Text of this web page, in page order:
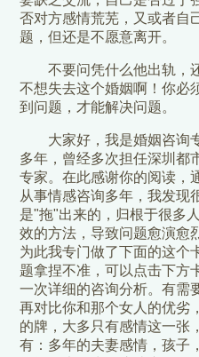
否对方感情荒芜，又或者自
题，但还是不愿意离开。
不要问凭什么他出轨，
不想失去这个婚姻啊！你必
到问题，才能解决问题。
大家好，我是婚姻咨询
多年，曾经多次担任深圳都
专家。在此感谢你的阅读，
从事情感咨询多年，我发现
是"拖"出来的，归根于很多
效的方法，导致问题愈演愈
为此我专门做了下面的这个
题拿捏不准，可以点击下方
一次详细的咨询分析。有需
再对比你和那个女人的优劣
的牌，大多只有感情这一张
有：多年的夫妻感情，孩子